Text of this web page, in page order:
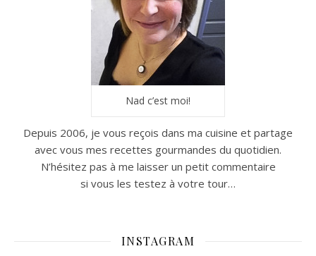
Nad c’est moi!
Depuis 2006, je vous reçois dans ma cuisine et partage
avec vous mes recettes gourmandes du quotidien.
N’hésitez pas à me laisser un petit commentaire
si vous les testez à votre tour…
INSTAGRAM